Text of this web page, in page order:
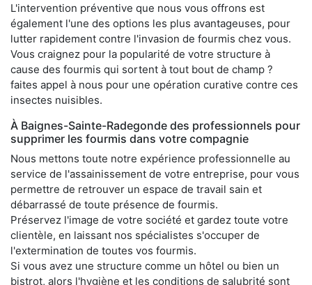
L'intervention préventive que nous vous offrons est
également l'une des options les plus avantageuses, pour
lutter rapidement contre l'invasion de fourmis chez vous.
Vous craignez pour la popularité de votre structure à
cause des fourmis qui sortent à tout bout de champ ?
faites appel à nous pour une opération curative contre ces
insectes nuisibles.
À Baignes-Sainte-Radegonde des professionnels pour
supprimer les fourmis dans votre compagnie
Nous mettons toute notre expérience professionnelle au
service de l'assainissement de votre entreprise, pour vous
permettre de retrouver un espace de travail sain et
débarrassé de toute présence de fourmis.
Préservez l'image de votre société et gardez toute votre
clientèle, en laissant nos spécialistes s'occuper de
l'extermination de toutes vos fourmis.
Si vous avez une structure comme un hôtel ou bien un
bistrot, alors l'hygiène et les conditions de salubrité sont